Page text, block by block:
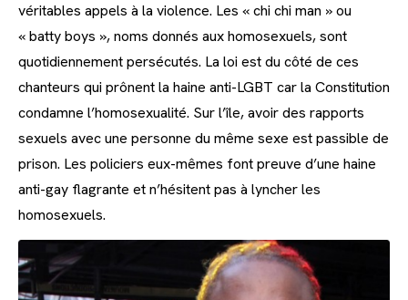
véritables appels à la violence. Les « chi chi man » ou
« batty boys », noms donnés aux homosexuels, sont
quotidiennement persécutés. La loi est du côté de ces
chanteurs qui prônent la haine anti-LGBT car la Constitution
condamne l’homosexualité. Sur l’île, avoir des rapports
sexuels avec une personne du même sexe est passible de
prison. Les policiers eux-mêmes font preuve d’une haine
anti-gay flagrante et n’hésitent pas à lyncher les
homosexuels.